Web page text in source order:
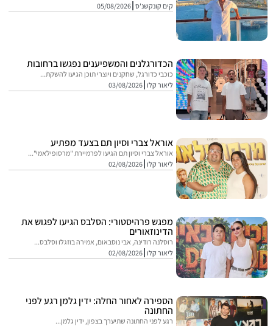
קים קונקשנ'ס 05/08/2026
הכדורגלנים והמשפיענים נפגשו ברחובות
כוכבי כדורגל, שחקנים ויוצרי תוכן הגיעו להשקת...
ליאור קלו 03/08/2026
אוראל צברי וסיון תם בצעד מפתיע
אוראל צברי וסיון תם הגיעו לפרמיירת "מרסופילאמי"...
ליאור קלו 02/08/2026
מפגש פרהיסטורי: הסלבס הגיעו לפגוש את
הדינוזאורים
רוסלנה רודינה, אבי נוסבאום, אמירה בוזגלו וסלבס...
ליאור קלו 02/08/2026
הספירה לאחור החלה: ידין גלמן רגע לפני
החתונה
רגע לפני החתונה שתיערך בצפון, ידין גלמן...